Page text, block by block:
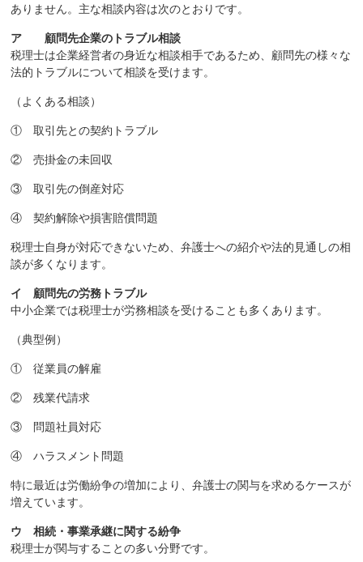
ありません。主な相談内容は次のとおりです。
ア 顧問先企業のトラブル相談
税理士は企業経営者の身近な相談相手であるため、顧問先の様々な
法的トラブルについて相談を受けます。
（よくある相談）
① 取引先との契約トラブル
② 売掛金の未回収
③ 取引先の倒産対応
④ 契約解除や損害賠償問題
税理士自身が対応できないため、弁護士への紹介や法的見通しの相
談が多くなります。
イ 顧問先の労務トラブル
中小企業では税理士が労務相談を受けることも多くあります。
（典型例）
① 従業員の解雇
② 残業代請求
③ 問題社員対応
④ ハラスメント問題
特に最近は労働紛争の増加により、弁護士の関与を求めるケースが
増えています。
ウ 相続・事業承継に関する紛争
税理士が関与することの多い分野です。